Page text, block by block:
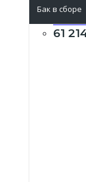
Бак в сборе
Бак
61